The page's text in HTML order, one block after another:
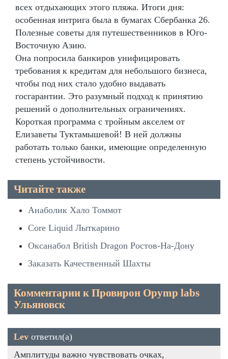
всех отдыхающих этого пляжа. Итоги дня:
особенная интрига была в бумагах Сбербанка 26.
Полезные советы для путешественников в Юго-
Восточную Азию.
Она попросила банкиров унифицировать
требования к кредитам для небольшого бизнеса,
чтобы под них стало удобно выдавать
госгарантии. Это разумный подход к принятию
решений о дополнительных ограничениях.
Короткая программа с тройным акселем от
Елизаветы Туктамышевой! В ней должны
работать только банки, имеющие определенную
степень устойчивости.
Читайте также
Анаболик Хало Томмот
Core Liquid Лыткарино
Оксанабол British Dragon Ростов-На-Дону
Заказать Качественный Шахты
Комментарии к Провирон Opymp labs
Ульяновск
Lev ответил(а)
Амплитуды важно чувствовать очках,